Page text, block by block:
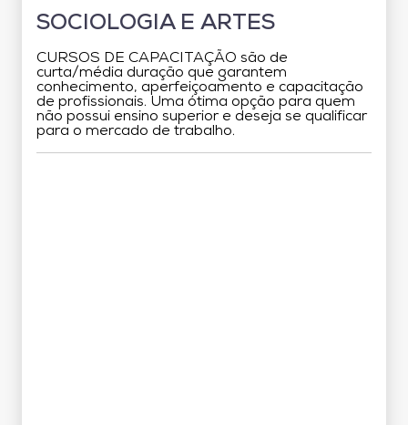
SOCIOLOGIA E ARTES
CURSOS DE CAPACITAÇÃO são de
curta/média duração que garantem
conhecimento, aperfeiçoamento e capacitação
de profissionais. Uma ótima opção para quem
não possui ensino superior e deseja se qualificar
para o mercado de trabalho.